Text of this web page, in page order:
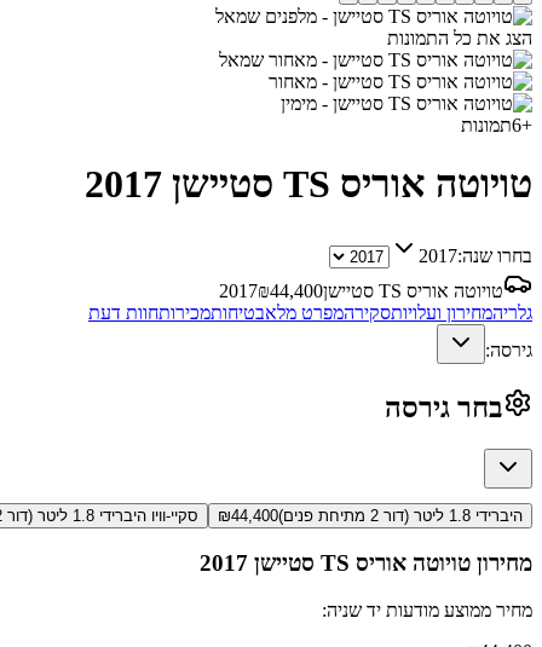
הצג את כל התמונות
+
6תמונות
טויוטה אוריס TS סטיישן 2017
בחרו שנה:2017
טויוטה אוריס TS סטיישן
2017₪44,400
גלריהמחירון ועלויותסקירהמפרט מלאבטיחותמכירותחוות דעת
גירסה:
בחר גירסה
היברידי 1.8 ליטר (דור 2 מתיחת פנים) ₪44,400 סקיי-וויו היברידי 1.8 ליטר (דור 2 מתיחת פנים)
מחירון טויוטה אוריס TS סטיישן 2017
מחיר ממוצע מודעות יד שניה: